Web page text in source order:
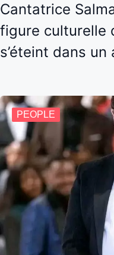
Cantatrice
figure culturelle
s’éteint dans
PEOPLE